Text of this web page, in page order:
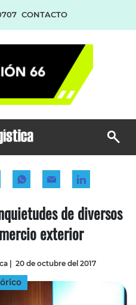
CONTACTO
de diversos
exterior
| 20 de octubre del 2017